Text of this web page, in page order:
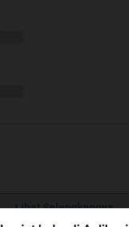
Lihat Selengkapnya